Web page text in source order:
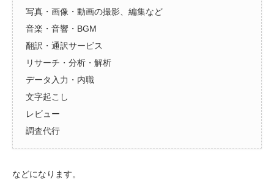
写真・画像・動画の撮影、編集など
音楽・音響・BGM
翻訳・通訳サービス
リサーチ・分析・解析
データ入力・内職
文字起こし
レビュー
調査代行
などになります。